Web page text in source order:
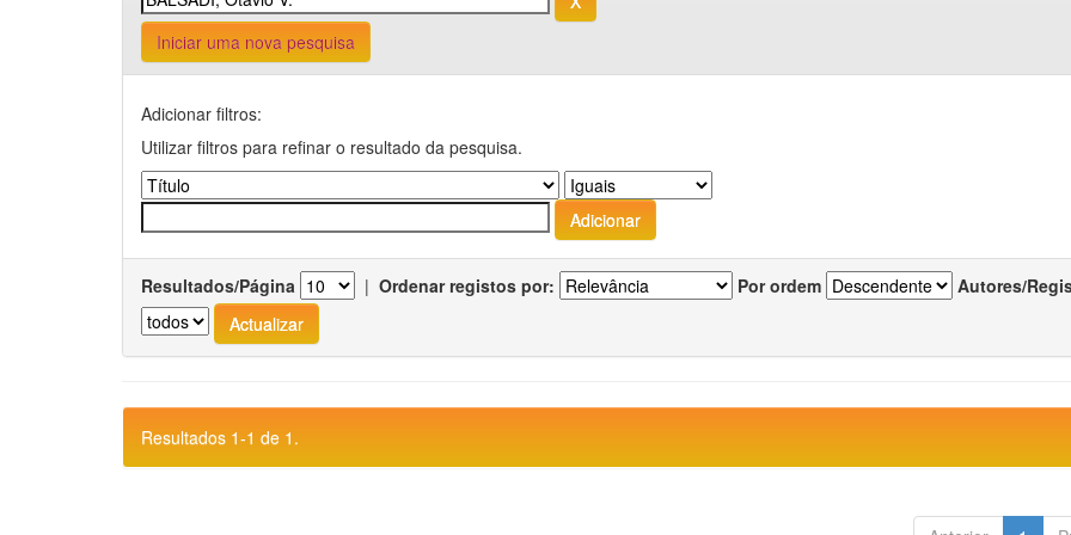
Iniciar uma nova pesquisa
Adicionar filtros:
Utilizar filtros para refinar o resultado da pesquisa.
Resultados/Página | Ordenar registos por: Por ordem Autores/
Resultados 1-1 de 1.